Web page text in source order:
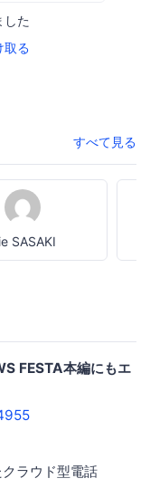
した
取る
すべて見る
SASAKI
FESTA本編にもエ
ラウド型電話